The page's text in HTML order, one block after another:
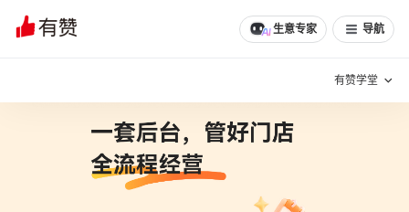
生意专家 导航
有赞学堂
增长方法
文章 问诊 分享